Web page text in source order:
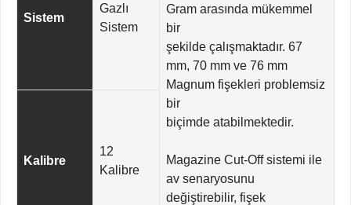
Gram arasında mükemmel
bir
şekilde çalışmaktadır. 67
mm, 70 mm ve 76 mm
Magnum fişekleri problemsiz
bir
biçimde atabilmektedir.
Magazine Cut-Off sistemi ile
av senaryosunu
değiştirebilir, fişek
Sistem
Gazlı
Sistem
Kalibre
12
Kalibre